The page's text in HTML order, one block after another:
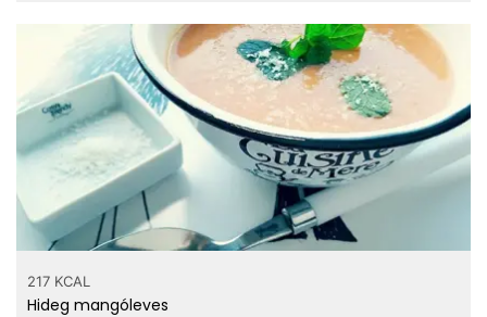
217 KCAL
Hideg mangóleves